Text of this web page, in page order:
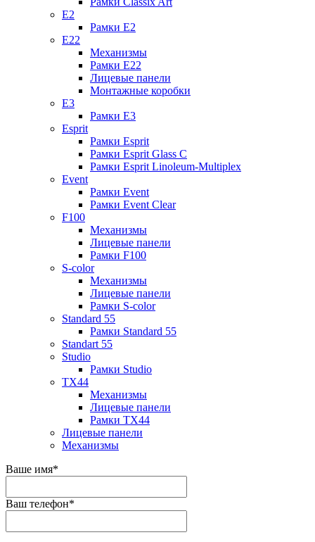
E2
Рамки E2
E22
Механизмы
Рамки E22
Лицевые панели
Монтажные коробки
E3
Рамки E3
Esprit
Рамки Esprit
Рамки Esprit Glass C
Рамки Esprit Linoleum-Multiplex
Event
Рамки Event
Рамки Event Clear
F100
Механизмы
Лицевые панели
Рамки F100
S-color
Механизмы
Лицевые панели
Рамки S-color
Standard 55
Рамки Standard 55
Standart 55
Studio
Рамки Studio
TX44
Механизмы
Лицевые панели
Рамки TX44
Лицевые панели
Механизмы
Ваше имя*
Ваш телефон*